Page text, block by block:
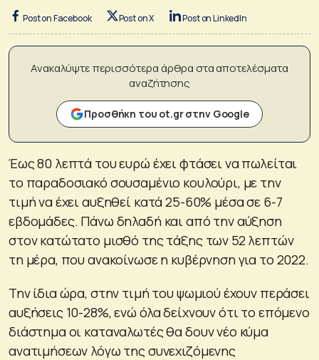
Post on Facebook Post on X Post on LinkedIn
Ανακαλύψτε περισσότερα άρθρα στα αποτελέσματα
αναζήτησης
Προσθήκη του ot.gr στην Google
Έως 80 λεπτά του ευρώ έχει φτάσει να πωλείται
το παραδοσιακό σουσαμένιο κουλούρι, με την
τιμή να έχει αυξηθεί κατά 25-60% μέσα σε 6-7
εβδομάδες. Πάνω δηλαδή και από την αύξηση
στον κατώτατο μισθό της τάξης των 52 λεπτών
τη μέρα, που ανακοίνωσε η κυβέρνηση για το 2022.
Την ίδια ώρα, στην τιμή του ψωμιού έχουν περάσει
αυξήσεις 10-28%, ενώ όλα δείχνουν ότι το επόμενο
διάστημα οι καταναλωτές θα δουν νέο κύμα
ανατιμήσεων λόγω της συνεχιζόμενης